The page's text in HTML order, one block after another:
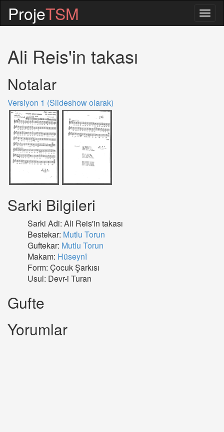
ProjeTSM
Ali Reis'in takası
Notalar
Versiyon 1 (Slideshow olarak)
Sarki Bilgileri
Sarki Adi: Ali Reis'in takası
Bestekar: Mutlu Torun
Guftekar: Mutlu Torun
Makam: Hüseynî
Form: Çocuk Şarkısı
Usul: Devr-i Turan
Gufte
Yorumlar